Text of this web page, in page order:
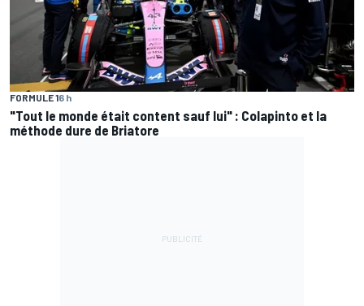
FORMULE 16 h
"Tout le monde était content sauf lui" : Colapinto et la
méthode dure de Briatore